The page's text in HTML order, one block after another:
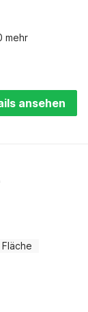
mehr
ansehen
Fläche